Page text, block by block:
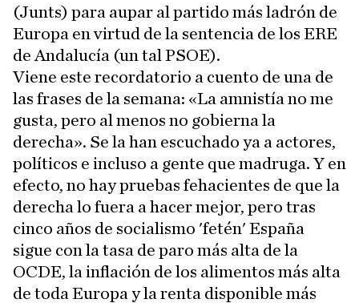
(Junts) para aupar al partido más ladrón de
Europa en virtud de la sentencia de los ERE
de Andalucía (un tal PSOE).
Viene este recordatorio a cuento de una de
las frases de la semana: «La amnistía no me
gusta, pero al menos no gobierna la
derecha». Se la han escuchado ya a actores,
políticos e incluso a gente que madruga. Y en
efecto, no hay pruebas fehacientes de que la
derecha lo fuera a hacer mejor, pero tras
cinco años de socialismo 'fetén' España
sigue con la tasa de paro más alta de la
OCDE, la inflación de los alimentos más alta
de toda Europa y la renta disponible más